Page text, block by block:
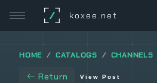
/ koxee.net
HOME CATALOGS CHANNELS
Return View Post